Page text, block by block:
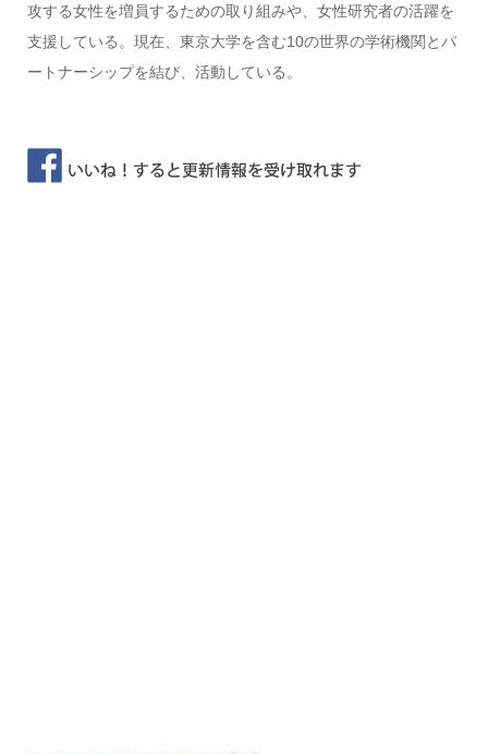
攻する女性を増員するための取り組みや、女性研究者の活躍を
支援している。現在、東京大学を含む10の世界の学術機関とパ
ートナーシップを結び、活動している。